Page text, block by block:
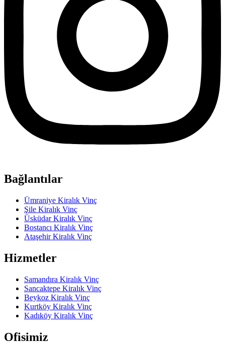
Bağlantılar
Ümraniye Kiralık Vinç
Şile Kiralık Vinç
Üsküdar Kiralık Vinç
Bostancı Kiralık Vinç
Ataşehir Kiralık Vinç
Hizmetler
Samandıra Kiralık Vinç
Sancaktepe Kiralık Vinç
Beykoz Kiralık Vinç
Kurtköy Kiralık Vinç
Kadıköy Kiralık Vinç
Ofisimiz